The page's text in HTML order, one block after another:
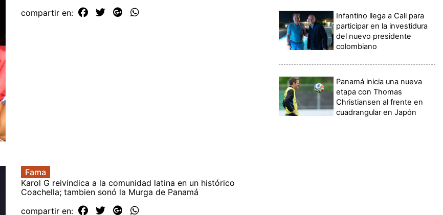
compartir en:
Fama
Karol G reivindica a la comunidad latina en un histórico
Coachella; tambien sonó la Murga de Panamá
compartir en:
Infantino llega a Cali para
participar en la investidura
del nuevo presidente
colombiano
Panamá inicia una nueva
etapa con Thomas
Christiansen al frente en
cuadrangular en Japón